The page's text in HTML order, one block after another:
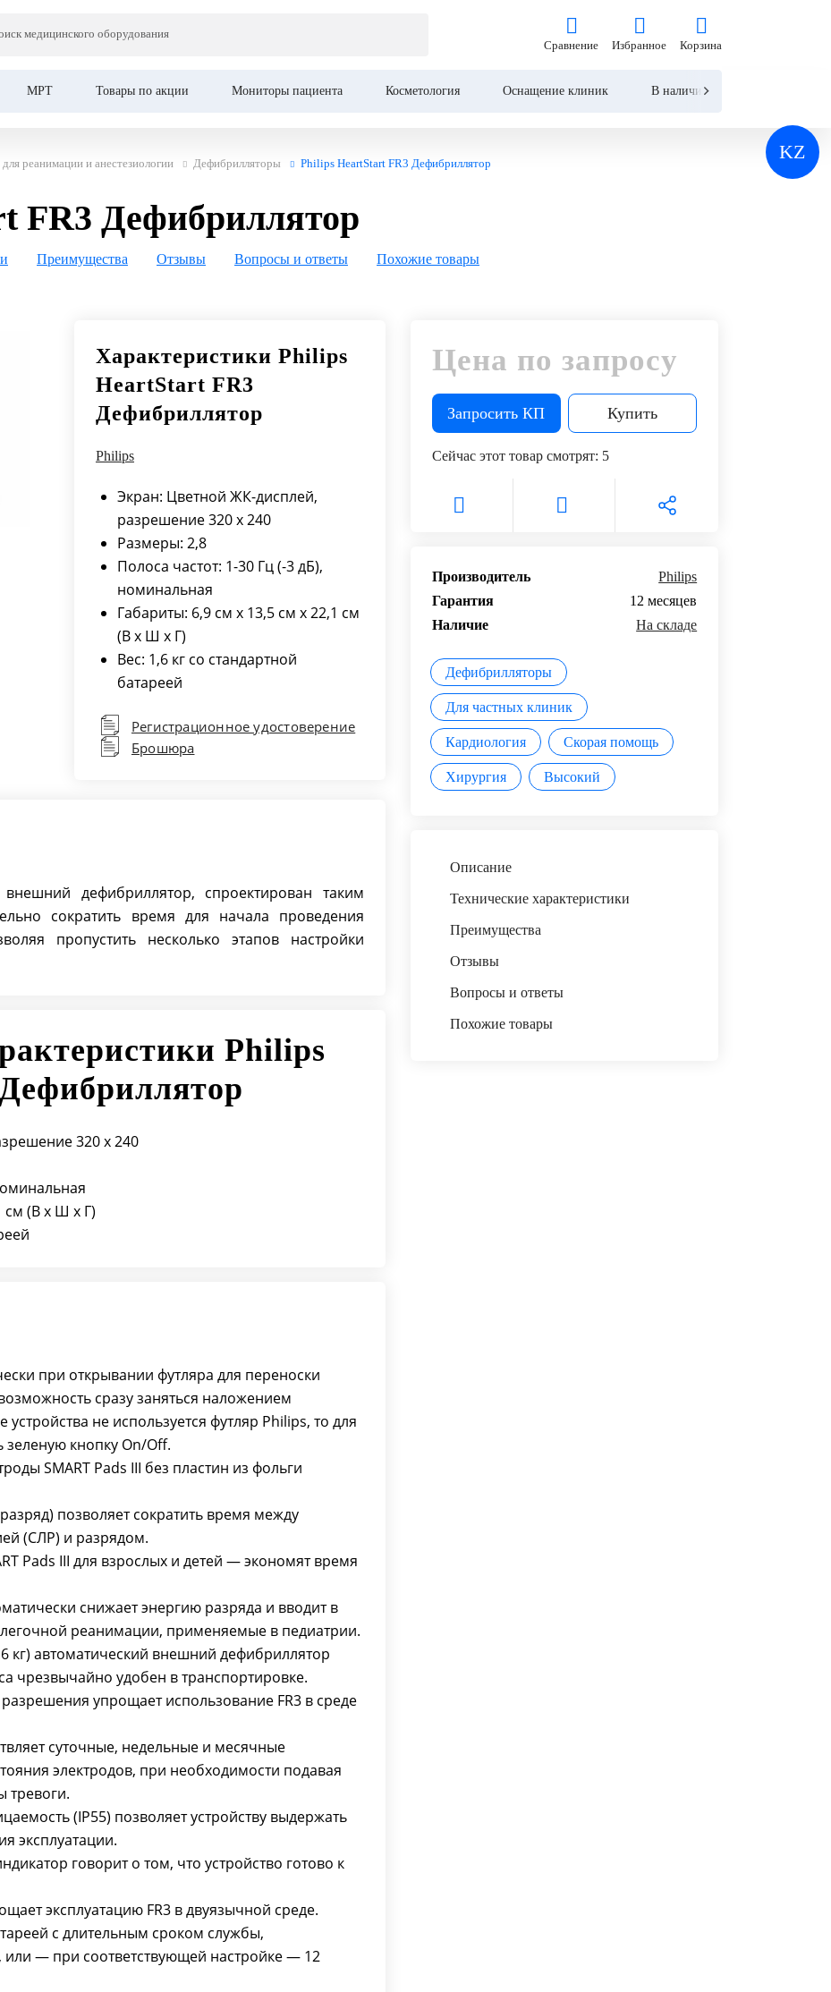
KZ
медицинского оборудования
Сравнение
Сравнение
Избранное Корзина
МРТ Товары по акции Мониторы пациента Косметология Оснащение клиник В наличии
реанимации и анестезиологии Дефибрилляторы Philips HeartStart FR3 Дефибриллятор
Дефибриллятор
Купить
FR3 Дефибриллятор
Преимущества Отзывы Вопросы и ответы Похожие товары
Характеристики Philips
HeartStart FR3
Дефибриллятор
Philips
Экран: Цветной ЖК-дисплей,
разрешение 320 x 240
Размеры: 2,8
Полоса частот: 1-30 Гц (-3 дБ),
номинальная
Габариты: 6,9 см x 13,5 см x 22,1 см
(В х Ш х Г)
Вес: 1,6 кг со стандартной
батареей
Регистрационное удостоверение
Брошюра
внешний дефибриллятор, спроектирован таким
сократить время для начала проведения
пропустить несколько этапов настройки
Philips
320 x 240
см (В х Ш х Г)
при открывании футляра для переноски
сразу заняться наложением
не используется футляр Philips, то для
кнопку On/Off.
SMART Pads III без пластин из фольги
позволяет сократить время между
(СЛР) и разрядом.
Pads III для взрослых и детей — экономят время
снижает энергию разряда и вводит в
реанимации, применяемые в педиатрии.
кг) автоматический внешний дефибриллятор
чрезвычайно удобен в транспортировке.
упрощает использование FR3 в среде
суточные, недельные и месячные
электродов, при необходимости подавая
тревоги.
(IP55) позволяет устройству выдержать
эксплуатации.
говорит о том, что устройство готово к
эксплуатацию FR3 в двуязычной среде.
с длительным сроком службы,
или — при соответствующей настройке — 12
Цена по запросу
Запросить КП Купить
Сейчас этот товар смотрят: 5
Производитель
Philips
Гарантия
12 месяцев
Наличие
На складе
Дефибрилляторы
Для частных клиник
Кардиология Скорая помощь
Хирургия Высокий
Описание
Технические характеристики
Преимущества
Отзывы
Вопросы и ответы
Похожие товары